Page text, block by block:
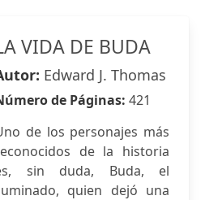
VIDA DE BUDA
Edward J. Thomas
de Páginas: 421
de los personajes más
de la historia
sin duda, Buda, el
quien dejó una